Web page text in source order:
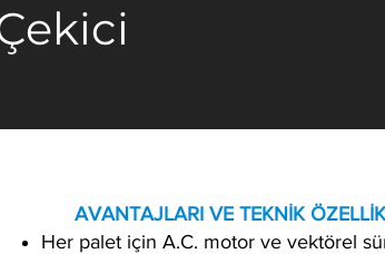
AVANTAJLARI VE TEKNİK
Her palet için A.C. motor ve vektörel